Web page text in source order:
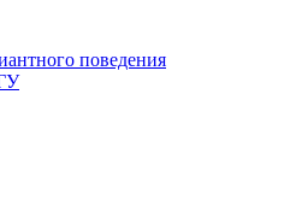
поведения